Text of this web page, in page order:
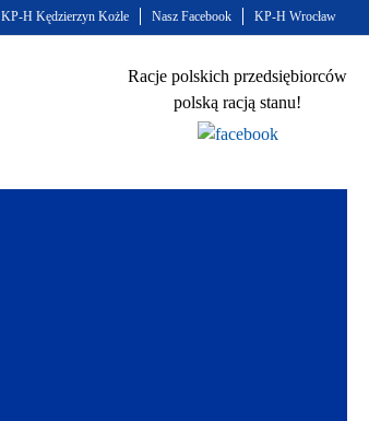
KP-H Kędzierzyn Kożle Nasz Facebook KP-H Wrocław
Racje polskich przedsiębiorców
polską racją stanu!